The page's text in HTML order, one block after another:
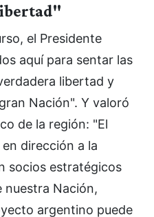
el Presidente
aquí para sentar las
libertad y
Nación". Y valoró
de la región: "El
dirección a la
socios estratégicos
nuestra Nación,
argentino puede